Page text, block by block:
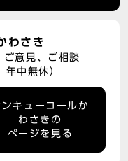
わさき
意見、ご相談
中無休）
ンキューコールか
わさきの
ページを見る